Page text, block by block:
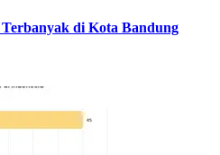
jumlah angkatan kerjanya relatif
TPT dapat tetap tinggi apabila
di Indonesia, Paling